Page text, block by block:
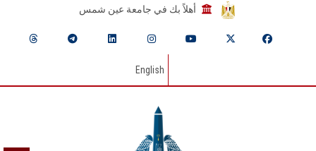
أهلاً بك في جامعة عين شمس
English